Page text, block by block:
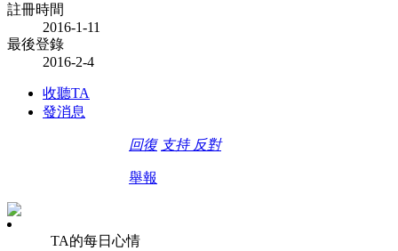
註冊時間
2016-1-11
最後登錄
2016-2-4
收聽TA
發消息
回復 支持 反對
舉報
TA的每日心情